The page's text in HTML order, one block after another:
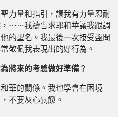
力量和指引，讓我有力量忍耐
……我禱告求耶和華讓我跟調
的聖名。我最後一次接受盤問
敬佩我表現出的好行為。
將來的考驗做好準備？
華的關係。我也學會在困境
不要灰心氣餒。